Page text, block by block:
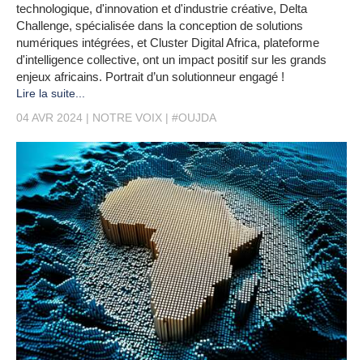
technologique, d'innovation et d'industrie créative, Delta
Challenge, spécialisée dans la conception de solutions
numériques intégrées, et Cluster Digital Africa, plateforme
d'intelligence collective, ont un impact positif sur les grands
enjeux africains. Portrait d’un solutionneur engagé !
Lire la suite...
04 AVR 2024
NOTRE VOIX #OUJDA